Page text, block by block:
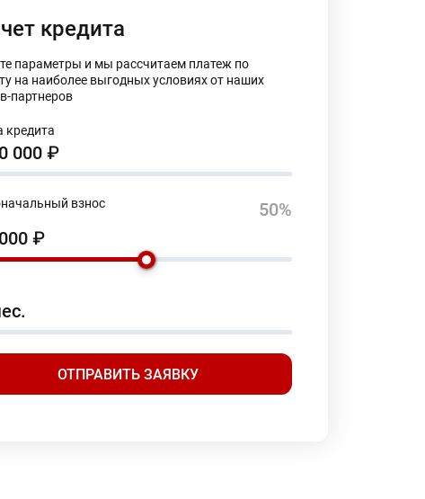
кредита
параметры и мы рассчитаем платеж по
на наиболее выгодных условиях от наших
партнеров
кредита
000 ₽
взнос
50%
₽
ОТПРАВИТЬ ЗАЯВКУ